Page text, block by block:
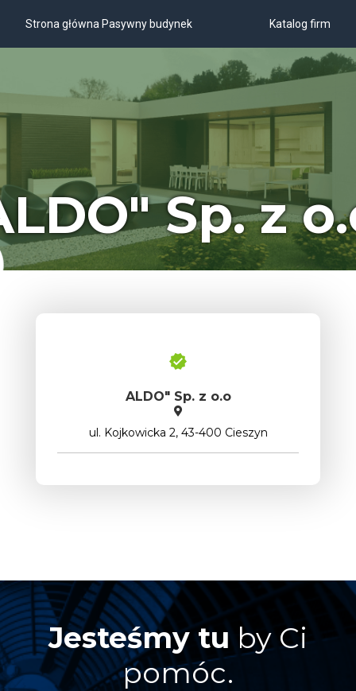
Strona główna Pasywny budynek Katalog firm
Sp. z
ALDO" Sp. z o.o
ul. Kojkowicka 2, 43-400 Cieszyn
Jesteśmy tu by Ci
pomóc.